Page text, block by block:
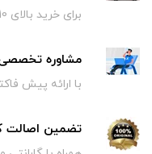
برای خرید بالای 10 میلیون تومان
مشاوره تخصصی
با ارائه پیش
تضمین اصالت